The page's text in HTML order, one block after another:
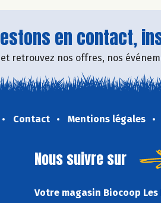
en contact,
retrouvez nos offres, nos
Contact Mentions légales
Nous suivre sur
Votre magasin Biocoop